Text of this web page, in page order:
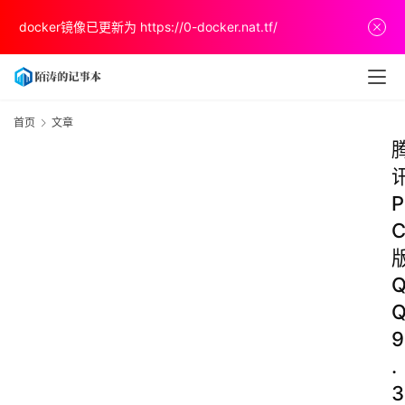
docker镜像已更新为 https://0-docker.nat.tf/
首页 文章
P
C
9
.
3